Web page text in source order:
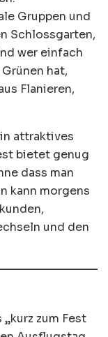
Gruppen und
Schlossgarten,
wer einfach
hat,
Flanieren,
attraktives
bietet genug
dass man
kann morgens
und den
zum Fest